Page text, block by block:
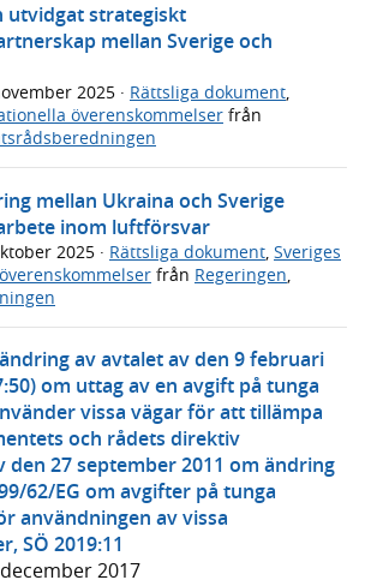
utvidgat strategiskt
mellan Sverige och
2025 · Rättsliga dokument,
överenskommelser från
mellan Ukraina och Sverige
inom luftförsvar
2025 · Rättsliga dokument Sveriges
från Regeringen
av avtalet av den 9 februari
om uttag av en avgift på tunga
vissa vägar för att tillämpa
och rådets direktiv
den 27 september 2011 om ändring
62/EG om avgifter på tunga
användningen av vissa
SÖ 2019:11
2017